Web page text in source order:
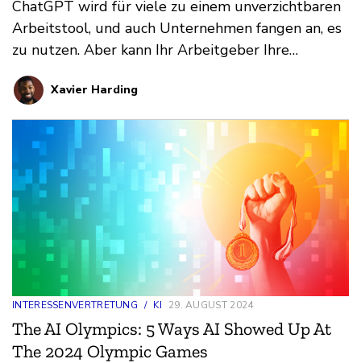
ChatGPT wird für viele zu einem unverzichtbaren
Arbeitstool, und auch Unternehmen fangen an, es
zu nutzen. Aber kann Ihr Arbeitgeber Ihre
ChatGPT-Anfragehistorie sehen? Wie privat ist
Ihre generative KI-Nutzung? Das ist unser
Kenntnisstand
Xavier Harding
INTERESSENVERTRETUNG / KI 29. AUGUST 2024
The AI Olympics: 5 Ways AI Showed Up At
The 2024 Olympic Games